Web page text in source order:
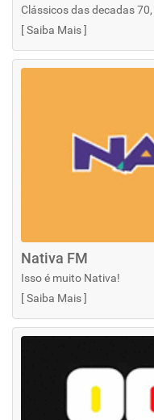
Clássicos das decadas 70,
[Saiba Mais]
Nativa FM
Isso é muito Nativa!
[Saiba Mais]